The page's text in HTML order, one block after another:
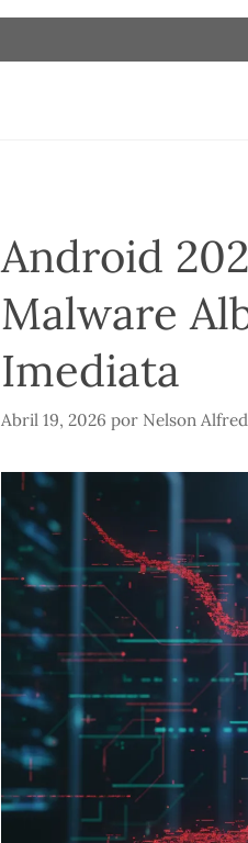
Android
Malware
Imediata
Abril 19, 2026 por Nelson